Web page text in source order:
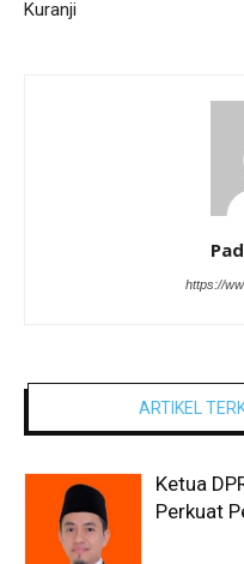
Kuranji
https://
ARTIKEL
Ketua
Perkuat